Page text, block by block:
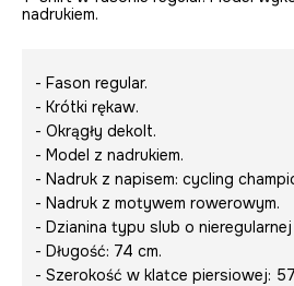
nadrukiem.
- Fason regular.
- Krótki rękaw.
- Okrągły dekolt.
- Model z nadrukiem.
- Nadruk z napisem: cycling
- Nadruk z motywem rowerowym.
- Dzianina typu slub o
- Długość: 74 cm.
- Szerokość w klatce piersiowej: